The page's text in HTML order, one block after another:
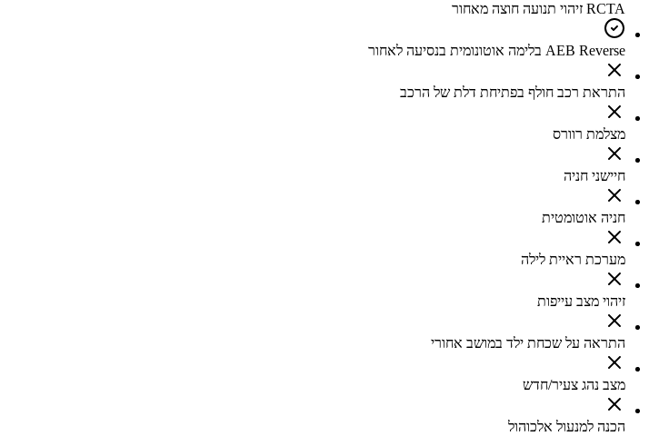
RCTA זיהוי תנועה חוצה מאחור
AEB Reverse בלימה אוטונומית בנסיעה לאחור
התראת רכב חולף בפתיחת דלת של הרכב
מצלמת רוורס
חיישני חניה
חניה אוטומטית
מערכת ראיית לילה
זיהוי מצב עייפות
התראה על שכחת ילד במושב אחורי
מצב נהג צעיר/חדש
הכנה למנעול אלכוהול